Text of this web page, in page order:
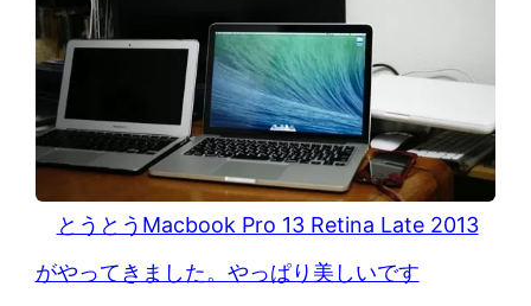
とうとうMacbook Pro 13 Retina Late 2013
がやってきました。やっぱり美しいです